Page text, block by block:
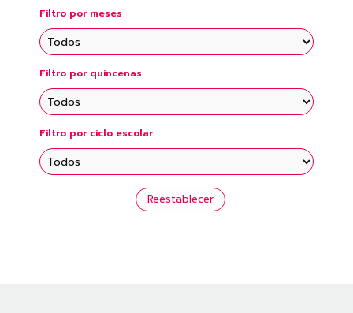
Filtro por meses
Filtro por quincenas
Filtro por ciclo escolar
Reestablecer